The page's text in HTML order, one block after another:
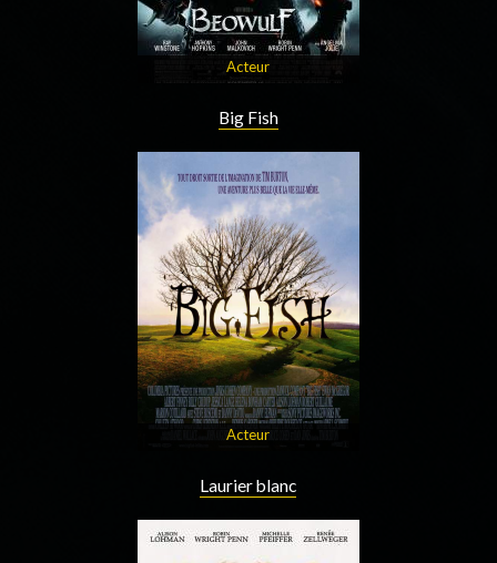
Acteur
Big Fish
Acteur
Laurier blanc